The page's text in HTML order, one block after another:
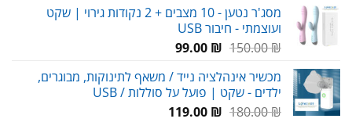
מסג'ר נטען - 10 מצבים + 2 נקודות גירוי | שקט
ועוצמתי - חיבור USB
150.00₪
המחיר
היה:
150.00 ₪.
99.00 ₪
המחיר
הוא:
99.00 ₪.
מכשיר אינהלציה נייד / משאף לתינוקות, מבוגרים,
ילדים - שקט | פועל על סוללות / USB
180.00₪
המחיר119.00 ₪
המחיר